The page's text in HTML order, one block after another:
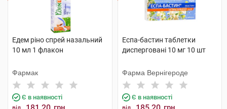
Едем ріно спрей назальний
10 мл 1 флакон
Фармак
Є в наявності
Еспа-бастин таблетки
дисперговані 10 мг 10 шт
Фарма Вернігероде
Є в наявності